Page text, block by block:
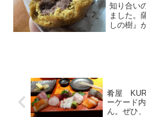
知り合い
ました。
しの樹』
報薩摩川
肴屋
ーケード
ん。ぜひ